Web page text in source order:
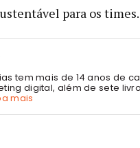
para os times.
tem mais de 14 anos de
digital, além de sete
mais